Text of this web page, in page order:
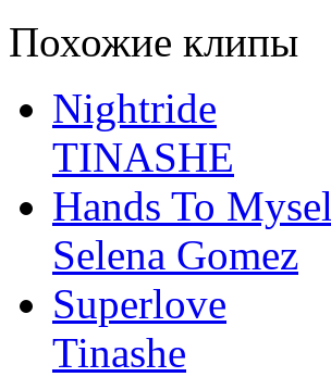
Похожие клипы
Nightride
TINASHE
Hands To
Selena Gomez
Superlove
Tinashe